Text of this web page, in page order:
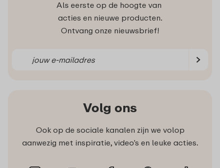
Als eerste op de hoogte van
acties en nieuwe producten.
Ontvang onze nieuwsbrief!
Volg ons
Ook op de sociale kanalen zijn we volop
aanwezig met inspiratie, video’s en leuke acties.